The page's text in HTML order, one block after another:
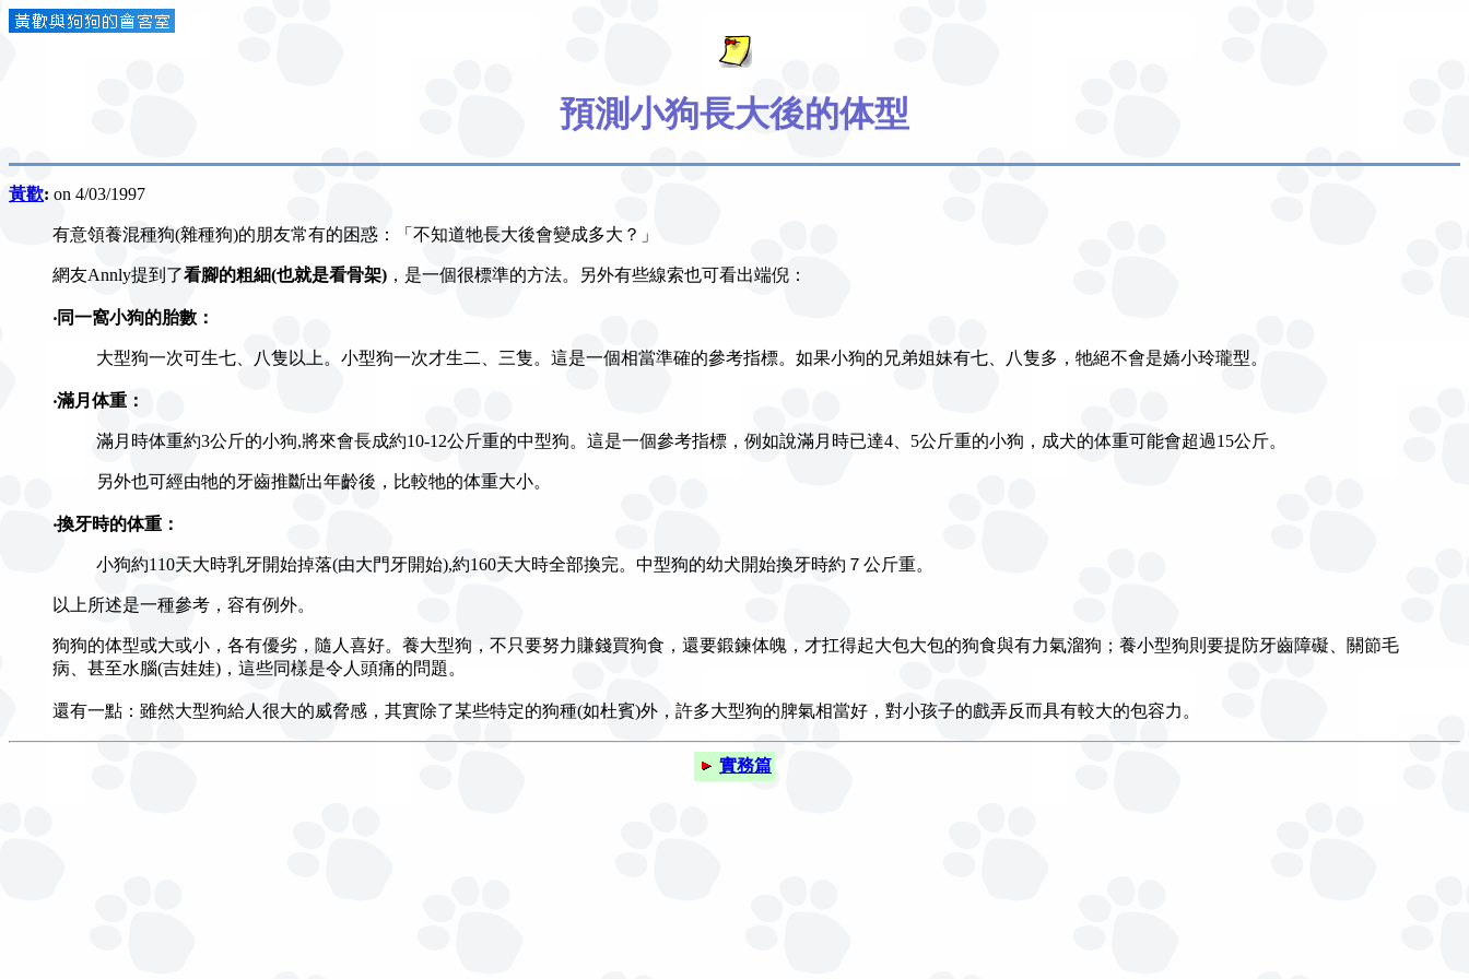
預測小狗長大後的体型
黃歡: on 4/03/1997
有意領養混種狗(雜種狗)的朋友常有的困惑：「不知道牠長大後會變成多大？」
網友Annly提到了看腳的粗細(也就是看骨架) ，是一個很標準的方法。另外有些線索也可看出端倪：
‧同一窩小狗的胎數：
大型狗一次可生七、八隻以上。小型狗一次才生二、三隻。這是一個相當準確的參考指標。如果小狗的兄弟姐妹有七、八隻多，牠絕不會是嬌小玲瓏型。
‧滿月体重：
滿月時体重約3公斤的小狗,將來會長成約10-12公斤重的中型狗。這是一個參考指標，例如說滿月時已達4、5公斤重的小狗，成犬的体重可能會超過15公斤。
另外也可經由牠的牙齒推斷出年齡後，比較牠的体重大小。
‧換牙時的体重：
小狗約110天大時乳牙開始掉落(由大門牙開始),約160天大時全部換完。中型狗的幼犬開始換牙時約７公斤重。
以上所述是一種參考，容有例外。
狗狗的体型或大或小，各有優劣，隨人喜好。養大型狗，不只要努力賺錢買狗食，還要鍛鍊体魄，才扛得起大包大包的狗食與有力氣溜狗；養小型狗則要提防牙齒障礙、關節毛
病、甚至水腦(吉娃娃)，這些同樣是令人頭痛的問題。
還有一點：雖然大型狗給人很大的威脅感，其實除了某些特定的狗種(如杜賓)外，許多大型狗的脾氣相當好，對小孩子的戲弄反而具有較大的包容力。
實務篇